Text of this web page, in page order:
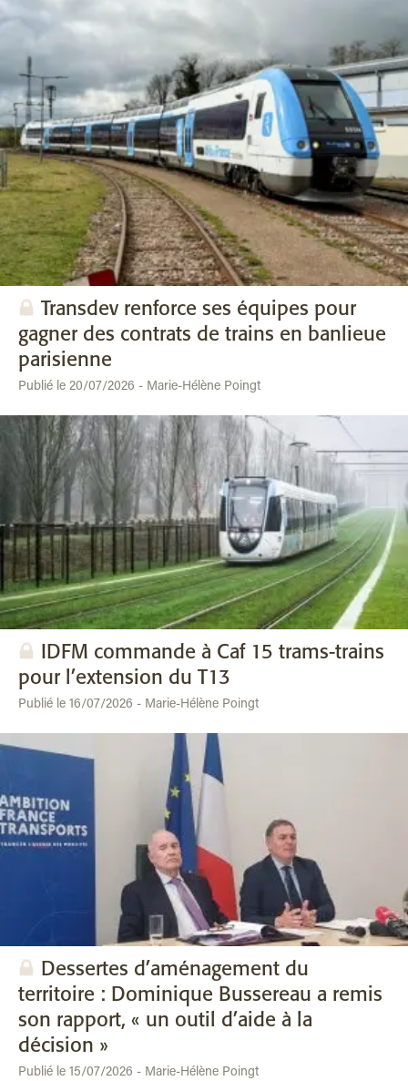
Transdev renforce ses équipes pour
gagner des contrats de trains en banlieue
parisienne
Publié le 20/07/2026 - Marie-Hélène Poingt
IDFM commande à Caf 15 trams-trains
pour l’extension du T13
Publié le 16/07/2026 - Marie-Hélène Poingt
Dessertes d’aménagement du
territoire : Dominique Bussereau a remis
son rapport, « un outil d’aide à la
décision »
Publié le 15/07/2026 - Marie-Hélène Poingt